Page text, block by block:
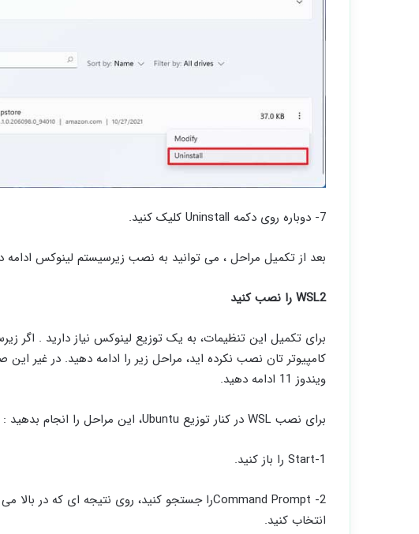
7- دوباره روی دکمه Uninstall کلیک کنید.
بعد از تکمیل مراحل ، می توانید به نصب زیرسیستم لینوکس ادامه
WSL2 را نصب کنید
برای تکمیل این تنظیمات، به یک توزیع لینوکس نیاز دارید . اگر
ویندوز 11 ادامه دهید.
برای نصب WSL در کنار توزیع Ubuntu، این مراحل را انجام بدهید :
1-Start را باز کنید.
انتخاب کنید.